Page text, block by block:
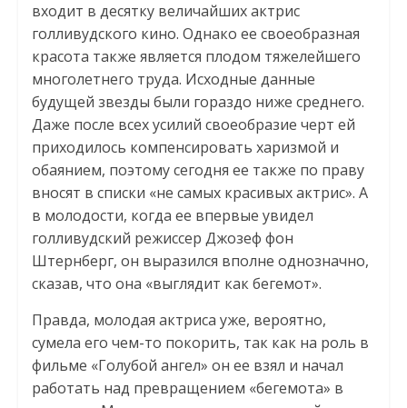
входит в десятку величайших актрис
голливудского кино. Однако ее своеобразная
красота также является плодом тяжелейшего
многолетнего труда. Исходные данные
будущей звезды были гораздо ниже среднего.
Даже после всех усилий своеобразие черт ей
приходилось компенсировать харизмой и
обаянием, поэтому сегодня ее также по праву
вносят в списки «не самых красивых актрис». А
в молодости, когда ее впервые увидел
голливудский режиссер Джозеф фон
Штернберг, он выразился вполне однозначно,
сказав, что она «выглядит как бегемот».
Правда, молодая актриса уже, вероятно,
сумела его чем-то покорить, так как на роль в
фильме «Голубой ангел» он ее взял и начал
работать над превращением «бегемота» в